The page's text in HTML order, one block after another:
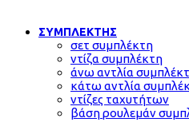
ΣΥΜΠΛΕΚΤΗΣ
σετ συμπλέκτη
ντίζα συμπλέκτη
άνω αντλία
κάτω αντλία
ντίζες ταχυτήτων
βάση ρουλεμάν